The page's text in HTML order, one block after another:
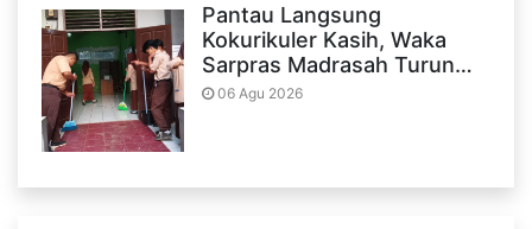
Pantau Langsung
Kokurikuler Kasih, Waka
Sarpras Madrasah Turun…
06 Agu 2026